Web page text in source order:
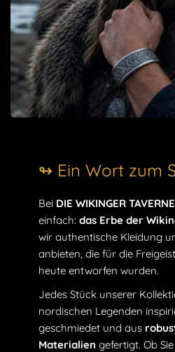
Wir sind hier, um dir zu helfen!
welche Größe du wählen sollst,
Größenratgeberund zögere
wenn du Rat
Weil ein Wikinger-Stil erst mit
Entdecke unsere Kollektion an
stilvoll unterstreichen kannst.
Wikinger-Look vervollständigen
Wikinger-
Accessoires kannst du dir die
ganz zu eigen machen.
↬ Ein Wort zum
Bei DIE WIKINGER TAVERNE
einfach: das Erbe der
wir authentische Kleidung
anbieten, die für die
heute entworfen wurden.
Jedes Stück unserer
nordischen Legenden
geschmiedet und aus
Materialien gefertigt. Ob